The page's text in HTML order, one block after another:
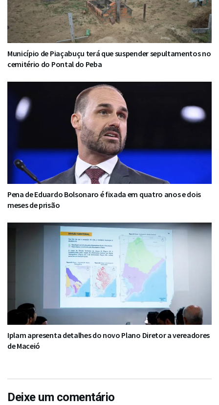
Município de Piaçabuçu terá que suspender sepultamentos no
cemitério do Pontal do Peba
Pena de Eduardo Bolsonaro é fixada em quatro anos e dois
meses de prisão
Iplam apresenta detalhes do novo Plano Diretor a vereadores
de Maceió
Deixe um comentário